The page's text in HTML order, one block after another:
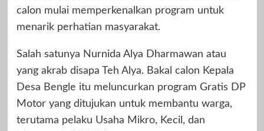
calon mulai memperkenalkan program untuk
menarik perhatian masyarakat.
Salah satunya Nurnida Alya Dharmawan atau
yang akrab disapa Teh Alya. Bakal calon Kepala
Desa Bengle itu meluncurkan program Gratis DP
Motor yang ditujukan untuk membantu warga,
terutama pelaku Usaha Mikro, Kecil, dan